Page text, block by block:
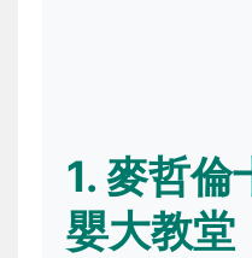
1. 麥哲倫
嬰大教堂